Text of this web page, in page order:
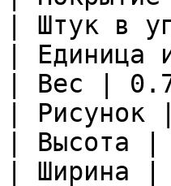
| Штук в
| Единица
| Вес |
|
| Высота
| Ширина |